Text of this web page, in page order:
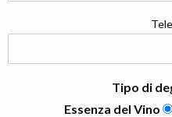
Tipo di
Essenza del Vino